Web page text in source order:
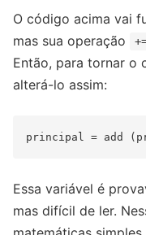
O código acima vai
mas sua operação
Então, para tornar o
alterá-lo assim:
Essa variável é
mas difícil de ler.